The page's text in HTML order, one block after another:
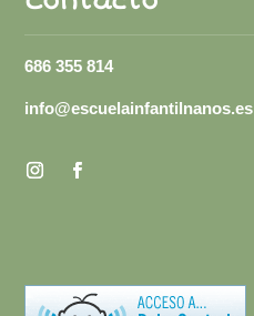
686 355 814
info@escuelainfantilnanos.es